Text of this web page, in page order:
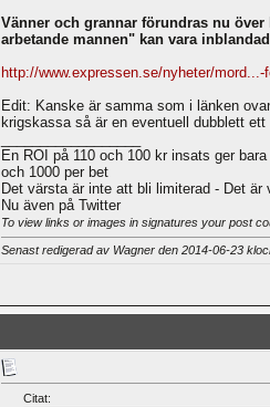
Vänner och grannar förundras nu
arbetande mannen" kan vara
http://www.expressen.se/nyheter/mord...-
Edit: Kanske är samma som i länken
krigskassa så är en eventuell dubblett
En ROI på 110 och 100 kr insats ger
och 1000 per bet
Det värsta är inte att bli limiterad - Det är
Nu även på Twitter
To view links or images in signatures your post
Senast redigerad av Wagner den 2014-06-23
Citat: